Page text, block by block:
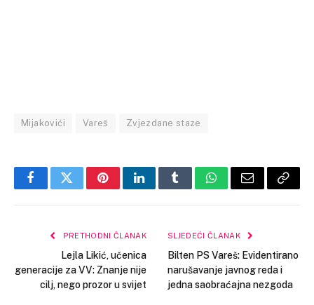
Mijakovići Vareš Zvjezdane staze
FacebookTwitterPinterestLinkedInTumblrWhatsApp
Email Copy
PRETHODNI ČLANAK
Lejla Likić, učenica
generacije za VV: Znanje nije
cilj, nego prozor u svijet
SLJEDEĆI ČLANAK
Bilten PS Vareš: Evidentirano
narušavanje javnog reda i
jedna saobraćajna nezgoda